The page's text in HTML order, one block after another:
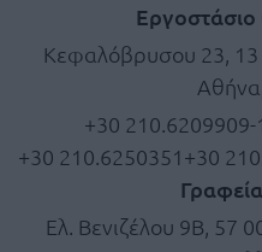
Κεφαλόβρυσου 23, 13
+30 210.6209909-
+30 210.6250351 +30
Ελ. Βενιζέλου 9Β, 57